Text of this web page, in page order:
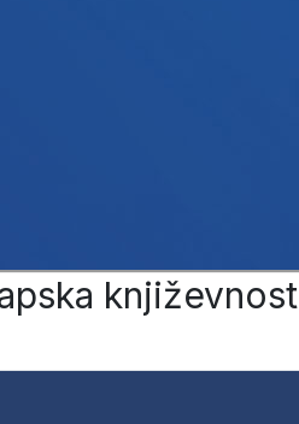
književnost